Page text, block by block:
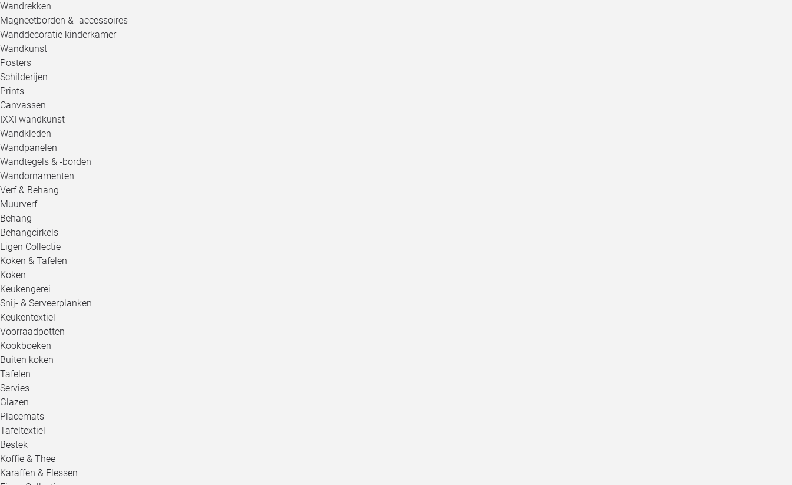
Wandrekken
Magneetborden & -accessoires
Wanddecoratie kinderkamer
Wandkunst
Posters
Schilderijen
Prints
Canvassen
IXXI wandkunst
Wandkleden
Wandpanelen
Wandtegels & -borden
Wandornamenten
Verf & Behang
Muurverf
Behang
Behangcirkels
Eigen Collectie
Koken & Tafelen
Koken
Keukengerei
Snij- & Serveerplanken
Keukentextiel
Voorraadpotten
Kookboeken
Buiten koken
Tafelen
Servies
Glazen
Placemats
Tafeltextiel
Bestek
Koffie & Thee
Karaffen & Flessen